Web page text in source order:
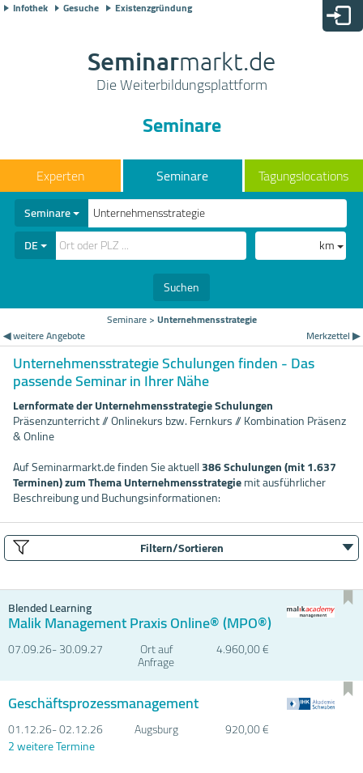
Infothek Gesuche Existenzgründung
Seminarmarkt.de
Die Weiterbildungsplattform
Seminare
Seminare Tagungslocations
Seminare
DE
km
Suchen
Seminare>Unternehmensstrategie
◀ weitere Angebote
Merkzettel ▶
Unternehmensstrategie Schulungen finden - Das
passende Seminar in Ihrer Nähe
Lernformate der Unternehmensstrategie Schulungen
Präsenzunterricht // Onlinekurs bzw. Fernkurs // Kombination Präsenz
& Online
Auf Seminarmarkt.de finden Sie aktuell386 Schulungen (mit 1.637
Terminen) zum Thema Unternehmensstrategiemit ausführlicher
Beschreibung und Buchungsinformationen:
Filtern/Sortieren
Blended Learning
Malik Management Praxis Online® (MPO®)
07.09.26- 30.09.27 Ort auf
Anfrage
4.960,00 €
Geschäftsprozessmanagement
01.12.26- 02.12.26 Augsburg
920,00 €
2 weitere Termine